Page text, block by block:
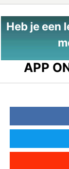
Heb je een
APP